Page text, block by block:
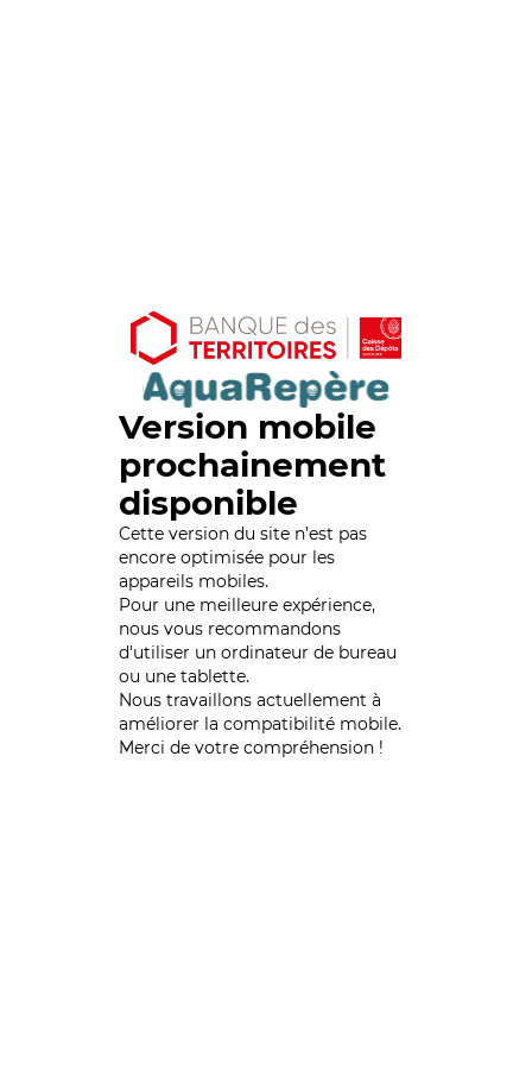
Version mobile
prochainement
disponible
Cette version du site n’est pas
encore optimisée pour les
appareils mobiles.
Pour une meilleure expérience,
nous vous recommandons
d'utiliser un ordinateur de bureau
ou une tablette.
Nous travaillons actuellement à
améliorer la compatibilité mobile.
Merci de votre compréhension !